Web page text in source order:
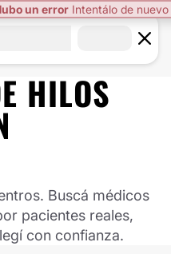
un error Intentálo de nuevo
HILOS
Buscá médicos
pacientes reales,
con confianza.